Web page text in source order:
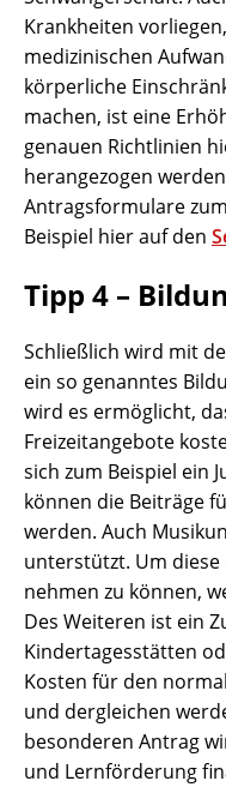
Krankheiten
medizinischen
körperliche
machen, ist eine
genauen Richtlinien
herangezogen
Antragsformulare
Beispiel hier auf den
Tipp 4 –
Schließlich wird mit
ein so genanntes
wird es ermöglicht,
Freizeitangebote
sich zum Beispiel ein
können die Beiträge
werden. Auch
unterstützt. Um
nehmen zu können,
Des Weiteren ist ein
Kindertagesstätten
Kosten für den
und dergleichen
besonderen Antrag
und Lernförderung